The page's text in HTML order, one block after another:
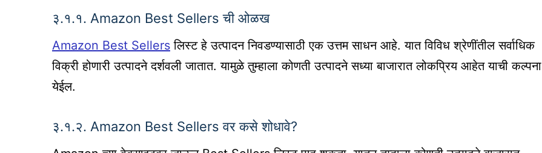
३.१.१. Amazon Best Sellers ची ओळख
Amazon Best Sellers लिस्ट हे उत्पादन निवडण्यासाठी एक उत्तम साधन आहे. यात विविध श्रेणींतील सर्वाधिक
विक्री होणारी उत्पादने दर्शवली जातात. यामुळे तुम्हाला कोणती उत्पादने सध्या बाजारात लोकप्रिय आहेत याची कल्पना
येईल.
३.१.२. Amazon Best Sellers वर कसे शोधावे?